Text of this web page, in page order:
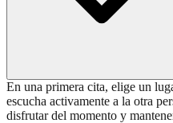
En una primera cita, elige un
escucha activamente a la otra
disfrutar del momento y